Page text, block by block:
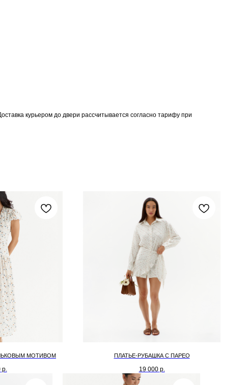
курьером до двери рассчитывается согласно тарифу при
МОТИВОМ
р.
ПЛАТЬЕ-РУБАШКА С ПАРЕО
19 000 р.